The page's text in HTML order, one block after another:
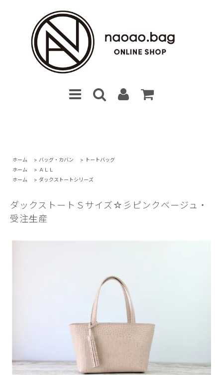
ホーム > バッグ・カバン > トートバッグ
ホーム
> ＡＬＬ
ホーム
> ダックストートシリーズ
ダックストートＳサイズ☆彡ピンクベージュ・
受注生産